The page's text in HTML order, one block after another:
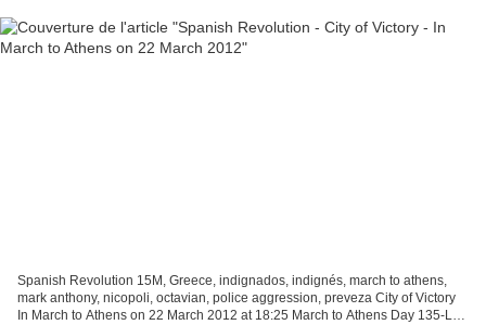
Spanish Revolution 15M, Greece, indignados, indignés, march to athens,
mark anthony, nicopoli, octavian, police aggression, preveza City of Victory
In March to Athens on 22 March 2012 at 18:25 March to Athens Day 135-LXI,